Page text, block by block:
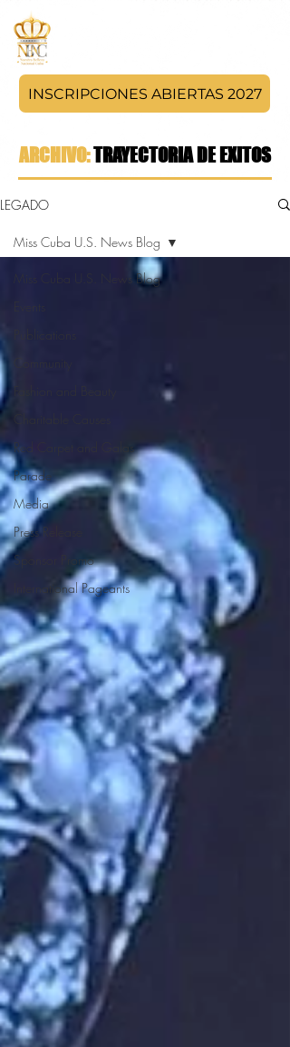
INSCRIPCIONES ABIERTAS 2027
ARCHIVO:TRAYECTORIA DE EXITOS
LEGADO
Miss Cuba U.S. News Blog
Red Carpet and Galas
Parade
Media
Press Release
Sponsor Promo
International Pageants
Miss Cuba U.S. News Blog